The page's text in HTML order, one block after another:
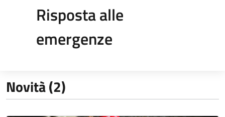
Risposta alle
emergenze
Novità (2)